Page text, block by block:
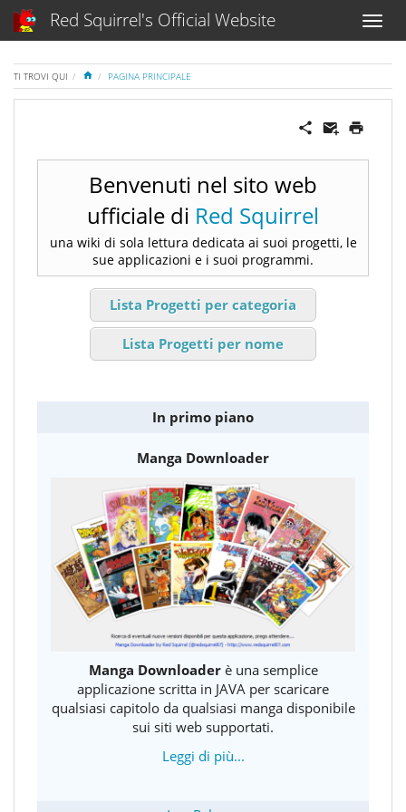
Red Squirrel's Official Website
TI TROVI QUI HOMEPAGINA PRINCIPALE
Benvenuti nel sito web
ufficiale di Red Squirrel
una wiki di sola lettura dedicata ai suoi progetti, le
sue applicazioni e i suoi programmi.
Lista Progetti per categoria
Lista Progetti per nome
In primo piano
Manga Downloader
Manga Downloaderè una semplice
applicazione scritta in JAVA per scaricare
qualsiasi capitolo da qualsiasi manga disponibile
sui siti web supportati.
Leggi di più...